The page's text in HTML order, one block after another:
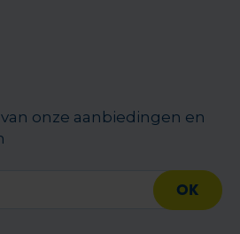
onze aanbiedingen en
OK